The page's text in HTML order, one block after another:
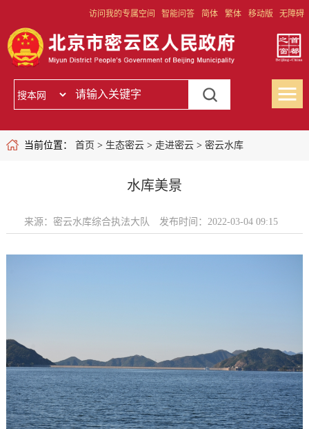
访问我的专属空间 智能问答 简体 繁体 移动版 无障碍
当前位置： 首页 > 生态密云> 走进密云> 密云水库
水库美景
来源：密云水库综合执法大队 发布时间：2022-03-04 09:15